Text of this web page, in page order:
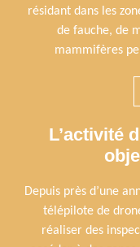
résidant dans les
de fauche, de
mammifères
L’activité
Depuis près d’une
télépilote de
réaliser des